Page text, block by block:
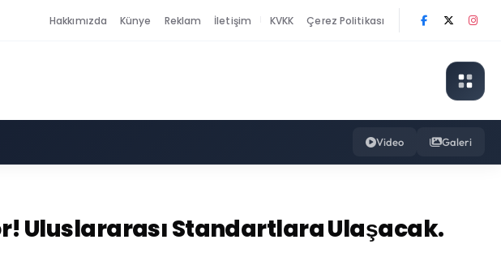
Hakkımızda Künye Reklam İletişim KVKK Çerez Politikası
Video Galeri
Uluslararası Standartlara Ulaşacak.